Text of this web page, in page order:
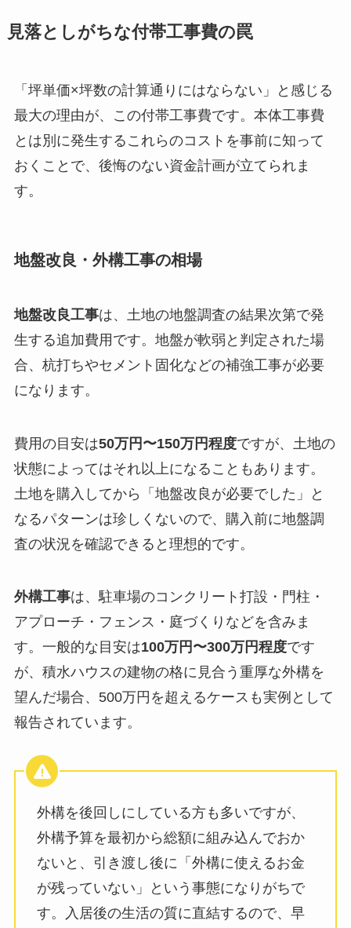
見落としがちな付帯工事費の罠
「坪単価×坪数の計算通りにはならない」と感じる
最大の理由が、この付帯工事費です。本体工事費
とは別に発生するこれらのコストを事前に知って
おくことで、後悔のない資金計画が立てられま
す。
地盤改良・外構工事の相場
地盤改良工事は、土地の地盤調査の結果次第で発
生する追加費用です。地盤が軟弱と判定された場
合、杭打ちやセメント固化などの補強工事が必要
になります。
費用の目安は50万円〜150万円程度ですが、土地の
状態によってはそれ以上になることもあります。
土地を購入してから「地盤改良が必要でした」と
なるパターンは珍しくないので、購入前に地盤調
査の状況を確認できると理想的です。
外構工事は、駐車場のコンクリート打設・門柱・
アプローチ・フェンス・庭づくりなどを含みま
す。一般的な目安は100万円〜300万円程度です
が、積水ハウスの建物の格に見合う重厚な外構を
望んだ場合、500万円を超えるケースも実例として
報告されています。
外構を後回しにしている方も多いですが、
外構予算を最初から総額に組み込んでおか
ないと、引き渡し後に「外構に使えるお金
が残っていない」という事態になりがちで
す。入居後の生活の質に直結するので、早